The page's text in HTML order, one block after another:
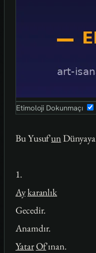
Etimoloji Dokunmaçı
Bu Yusuf'unDünyaya
1.
Aykaranlık
Gecedir.
Anamdır.
Yatar Of'ınan.